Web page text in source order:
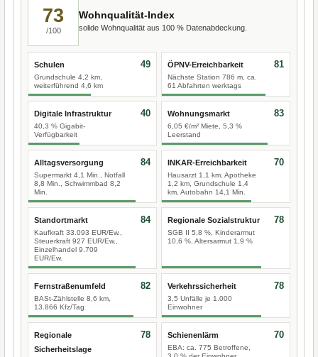
73
/100
Wohnqualität-Index
solide Wohnqualität aus 100 % Datenabdeckung.
Schulen
Grundschule 4,2 km,
weiterführend 4,6 km
49 ÖPNV-Erreichbarkeit
Nächste Station 786 m, ca.
61 Abfahrten werktags
81
Digitale Infrastruktur
40,3 % Gigabit-
Verfügbarkeit
40 Wohnungsmarkt
6,05 €/m² Miete, 5,3 %
Leerstand
83
Alltagsversorgung
Supermarkt 4,1 Min., Notfall
8,8 Min., Schwimmbad 8,2
Min.
84 INKAR-Erreichbarkeit
Hausarzt 1,1 km, Apotheke
1,2 km, Grundschule 1,4
km, Autobahn 14,1 Min.
70
Standortmarkt
Kaufkraft 33.093 EUR/Ew.,
Steuerkraft 927 EUR/Ew.,
Einzelhandel 9.709
EUR/Ew.
84 Regionale Sozialstruktur
SGB II 5,8 %, Kinderarmut
10,6 %, Altersarmut 1,9 %
78
Fernstraßenumfeld
BASt-Zählstelle 8,6 km,
13.866 Kfz/Tag
82 Verkehrssicherheit
3,5 Unfälle je 1.000
Einwohner
78
Regionale
Sicherheitslage
78 Schienenlärm
EBA: ca. 775 Betroffene,
70